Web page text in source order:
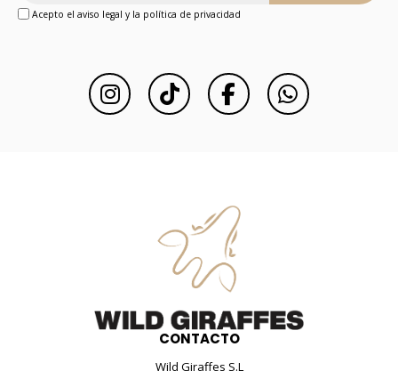
Acepto el aviso legal y la política de privacidad
CONTACTO
Wild Giraffes S.L